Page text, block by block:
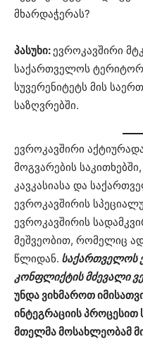
მხარდაჭერას?
პასუხი:ევროკავშირი
საქართველოს
სუვერენიტეტს მის
საზღვრებში.
ევროკავშირი
მოგვარების
კავკასიასა და
ევროკავშირის
ევროკავშირის
მეშვეობით, რომელიც
წლიდან. საქართველოს
კონფლიქტის მძევალი
უნდა ვიხმაროთ
ინტეგრაციის
მთელმა მოსახლეობამ